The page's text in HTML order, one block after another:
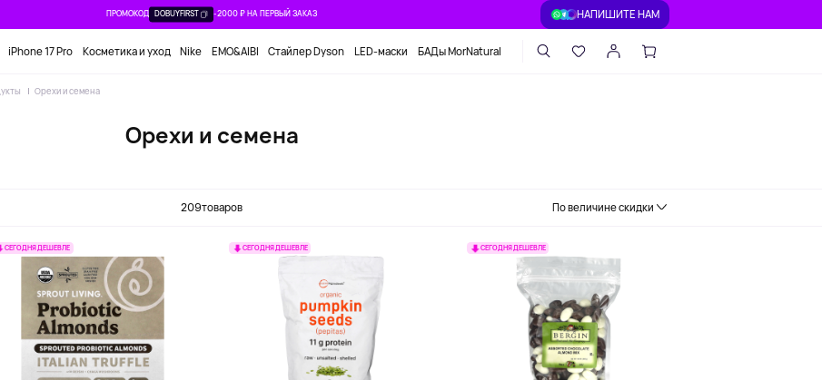
ПРОМОКОД DOBUYFIRST -2000 ₽ НА ПЕРВЫЙ ЗАКАЗ НАПИШИТЕ НАМ
iPhone 17 Pro Косметика и уход Nike EMO&AIBI Стайлер Dyson LED-маски БАДы MorNatural
Орехи и семена
Орехи и семена
209товаров По величине скидки
СЕГОДНЯ ДЕШЕВЛЕ СЕГОДНЯ ДЕШЕВЛЕ СЕГОДНЯ ДЕШЕВЛЕ